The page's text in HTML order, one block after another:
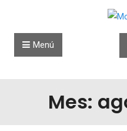
Menú
Mes: